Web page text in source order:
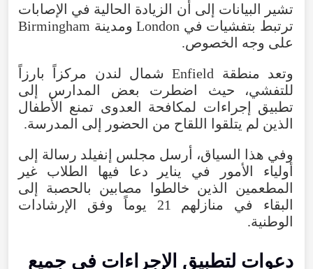
تشير البيانات إلى أن الزيادة الحالية في الإصابات
ترتبط بتفشيات في London ومدينة Birmingham
على وجه الخصوص.
وتعد منطقة Enfield شمال لندن مركزاً بارزاً
للتفشي، حيث اضطرت بعض المدارس إلى
تطبيق إجراءات لمكافحة العدوى تمنع الأطفال
الذين لم يتلقوا اللقاح من الحضور إلى المدرسة.
وفي هذا السياق، أرسل مجلس إنفيلد رسالة إلى
أولياء الأمور في يناير دعا فيها الطلاب غير
المطعمين الذين خالطوا مصابين بالحصبة إلى
البقاء في منازلهم 21 يوماً وفق الإرشادات
الوطنية.
دعوات لتطبيق الإجراءات في جميع